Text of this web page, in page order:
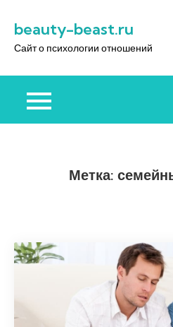
содержимому
beauty-beast.ru
Сайт о психологии отношений
Метка: